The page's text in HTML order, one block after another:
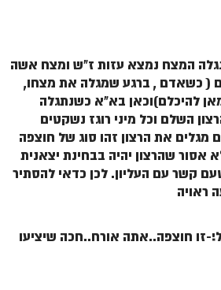
המצח נמצא עזות ז"ש ומצח אשה
( כשאדם , ברגע שמגלה את מצחו,
להיכלם)וכאן בא"א כשנתגלה
השלם וכל מיני רוגז נשקטים
מגלים את הרצון זהו סוג של חוצפה
אסור שהרצון יהיה בבחינת יצאנית
קשר עם העליון. לכן כדאי להסתיר
ראויה
זו חוצפה..אתה אורח..חכה שיציעו